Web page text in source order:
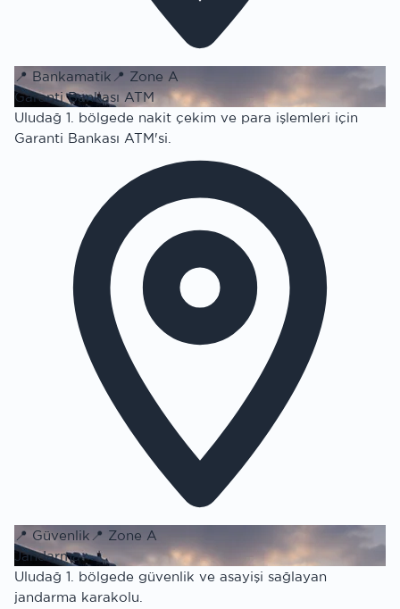
📍 Bankamatik 📍 Zone A
Garanti Bankası ATM
Uludağ 1. bölgede nakit çekim ve para işlemleri için
Garanti Bankası ATM'si.
📍 Güvenlik 📍 Zone A
Jandarma
Uludağ 1. bölgede güvenlik ve asayişi sağlayan
jandarma karakolu.